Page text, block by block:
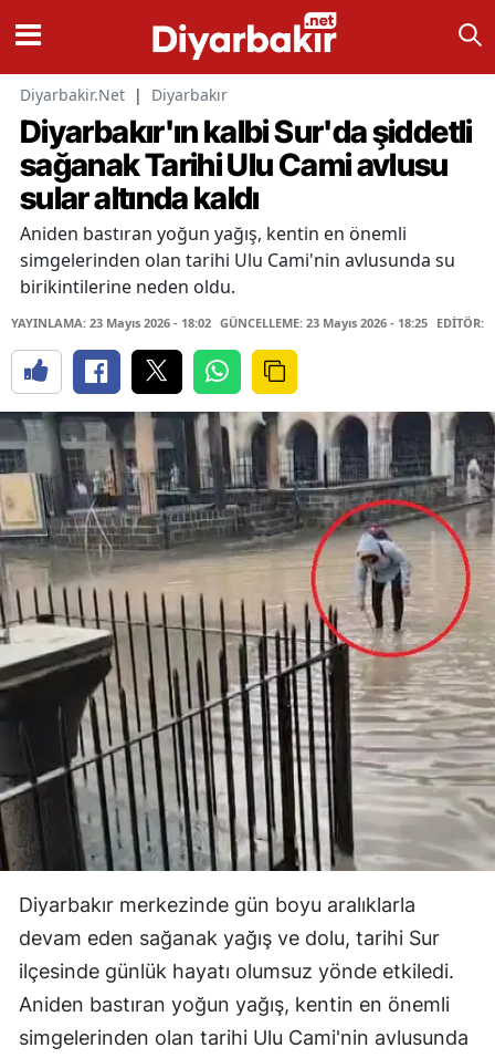
Diyarbakir.Net | Diyarbakır
Diyarbakır'ın kalbi Sur'da şiddetli
sağanak Tarihi Ulu Cami avlusu
sular altında kaldı
Aniden bastıran yoğun yağış, kentin en önemli
simgelerinden olan tarihi Ulu Cami'nin avlusunda su
birikintilerine neden oldu.
YAYINLAMA: 23 Mayıs 2026 - 18:02 GÜNCELLEME: 23 Mayıs 2026 - 18:25 EDİTÖR:
Diyarbakır merkezinde gün boyu aralıklarla
devam eden sağanak yağış ve dolu, tarihi Sur
ilçesinde günlük hayatı olumsuz yönde etkiledi.
Aniden bastıran yoğun yağış, kentin en önemli
simgelerinden olan tarihi Ulu Cami'nin avlusunda